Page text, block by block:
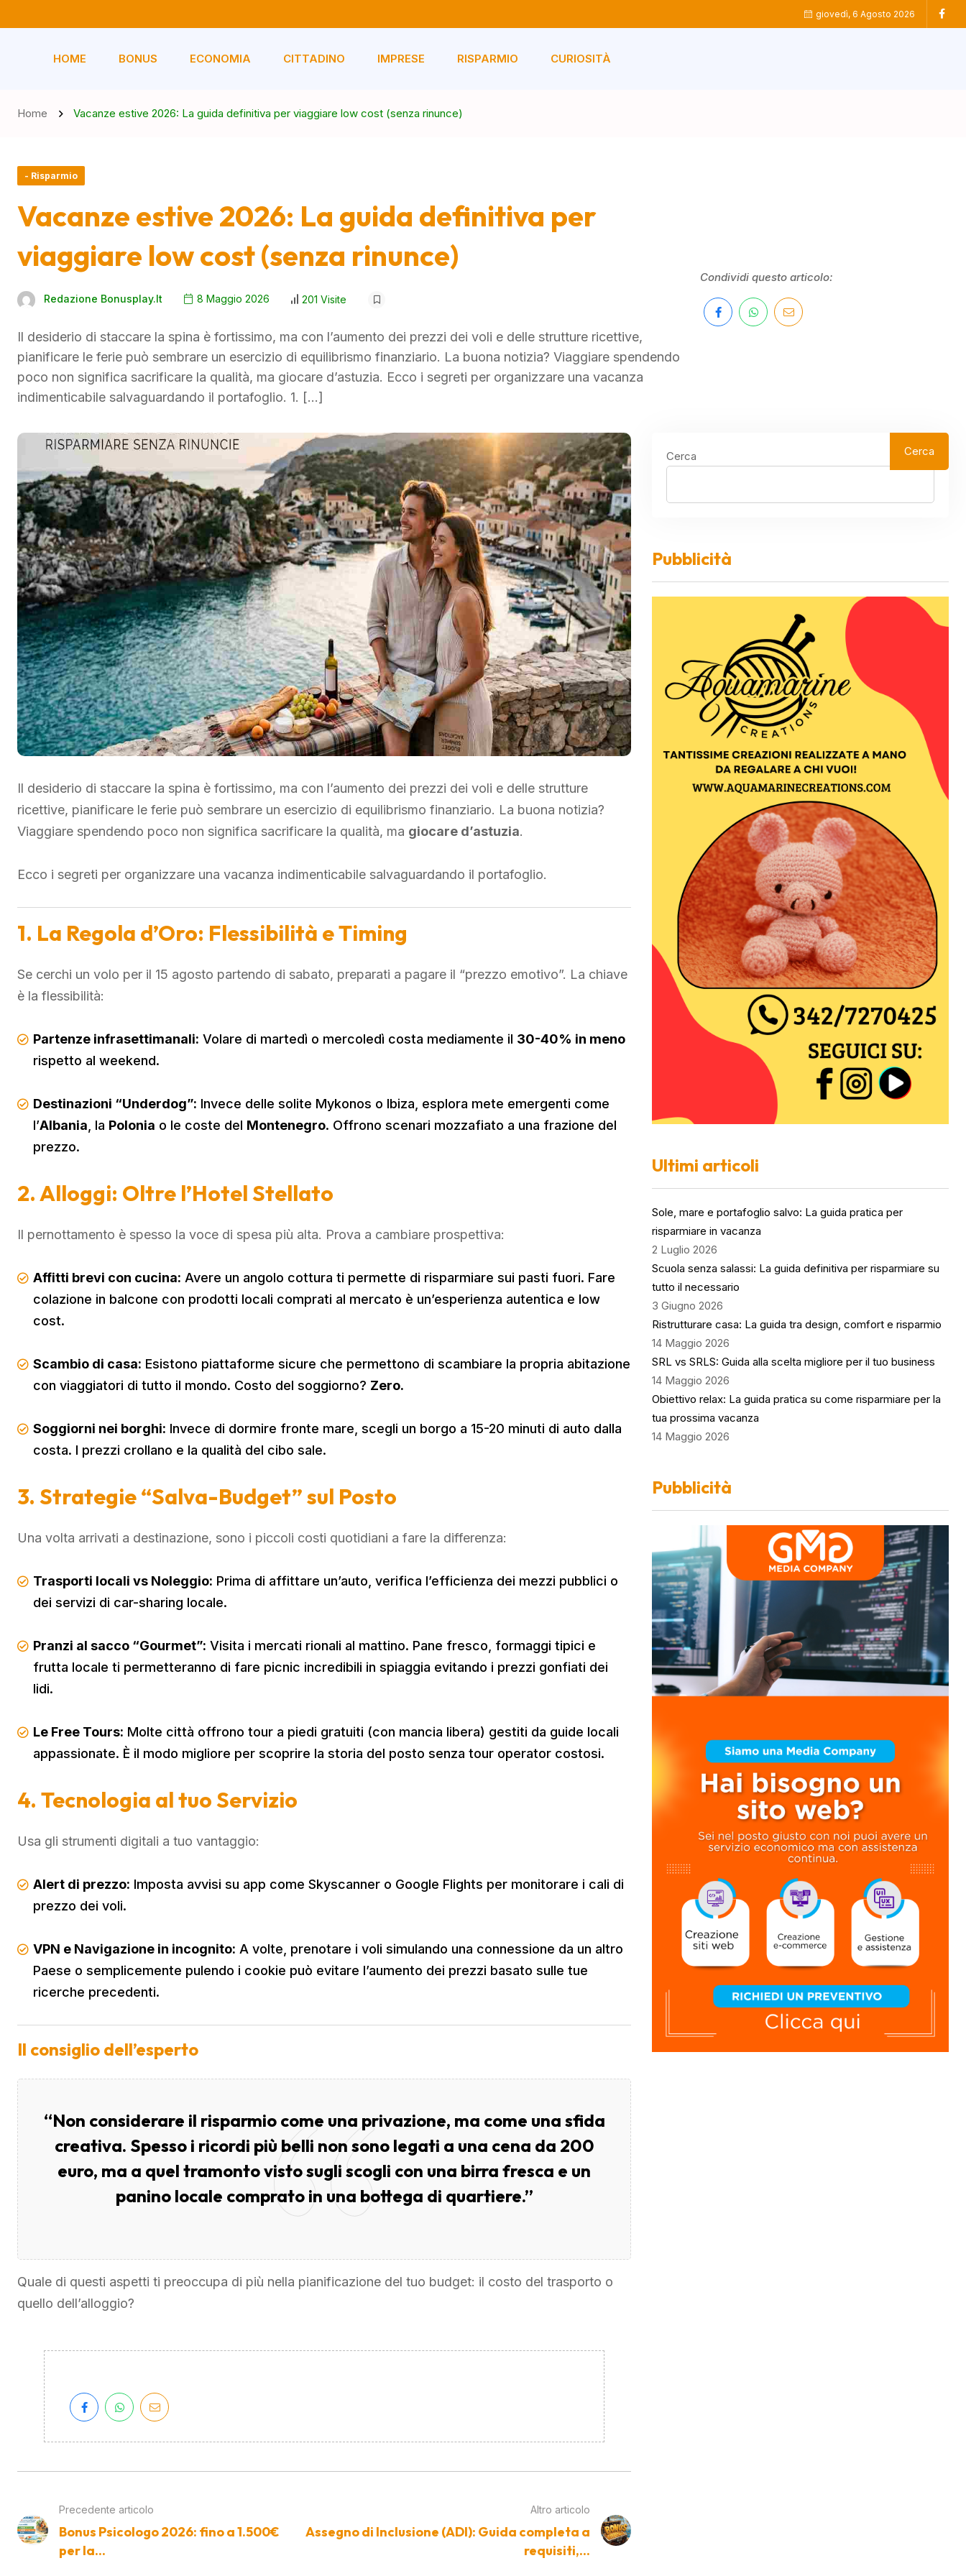
giovedì, 6 Agosto 2026
HOME BONUS ECONOMIA CITTADINO IMPRESE RISPARMIO CURIOSITÀ
Home Vacanze estive 2026: La guida definitiva per viaggiare low cost (senza rinunce)
- Risparmio
Vacanze estive 2026: La guida definitiva per
viaggiare low cost (senza rinunce)
Redazione Bonusplay.it 8 Maggio 2026 201 Visite
Il desiderio di staccare la spina è fortissimo, ma con l’aumento dei prezzi dei voli e delle strutture ricettive,
pianificare le ferie può sembrare un esercizio di equilibrismo finanziario. La buona notizia? Viaggiare spendendo
poco non significa sacrificare la qualità, ma giocare d’astuzia. Ecco i segreti per organizzare una vacanza
indimenticabile salvaguardando il portafoglio. 1. […]
Condividi questo articolo:
Il desiderio di staccare la spina è fortissimo, ma con l’aumento dei prezzi dei voli e delle strutture
ricettive, pianificare le ferie può sembrare un esercizio di equilibrismo finanziario. La buona notizia?
Viaggiare spendendo poco non significa sacrificare la qualità, ma giocare d’astuzia.
Ecco i segreti per organizzare una vacanza indimenticabile salvaguardando il portafoglio.
1. La Regola d’Oro: Flessibilità e Timing
Se cerchi un volo per il 15 agosto partendo di sabato, preparati a pagare il “prezzo emotivo”. La chiave
è la flessibilità:
Partenze infrasettimanali: Volare di martedì o mercoledì costa mediamente il 30-40% in meno
rispetto al weekend.
Destinazioni “Underdog”: Invece delle solite Mykonos o Ibiza, esplora mete emergenti come
l’Albania , la Polonia o le coste del Montenegro. Offrono scenari mozzafiato a una frazione del
prezzo.
2. Alloggi: Oltre l’Hotel Stellato
Il pernottamento è spesso la voce di spesa più alta. Prova a cambiare prospettiva:
Affitti brevi con cucina: Avere un angolo cottura ti permette di risparmiare sui pasti fuori. Fare
colazione in balcone con prodotti locali comprati al mercato è un’esperienza autentica e low
cost.
Scambio di casa: Esistono piattaforme sicure che permettono di scambiare la propria abitazione
con viaggiatori di tutto il mondo. Costo del soggiorno? Zero.
Soggiorni nei borghi: Invece di dormire fronte mare, scegli un borgo a 15-20 minuti di auto dalla
costa. I prezzi crollano e la qualità del cibo sale.
3. Strategie “Salva-Budget” sul Posto
Una volta arrivati a destinazione, sono i piccoli costi quotidiani a fare la differenza:
Trasporti locali vs Noleggio: Prima di affittare un’auto, verifica l’efficienza dei mezzi pubblici o
dei servizi di car-sharing locale.
Pranzi al sacco “Gourmet”: Visita i mercati rionali al mattino. Pane fresco, formaggi tipici e
frutta locale ti permetteranno di fare picnic incredibili in spiaggia evitando i prezzi gonfiati dei
lidi.
Le Free Tours: Molte città offrono tour a piedi gratuiti (con mancia libera) gestiti da guide locali
appassionate. È il modo migliore per scoprire la storia del posto senza tour operator costosi.
4. Tecnologia al tuo Servizio
Usa gli strumenti digitali a tuo vantaggio:
Alert di prezzo: Imposta avvisi su app come Skyscanner o Google Flights per monitorare i cali di
prezzo dei voli.
VPN e Navigazione in incognito: A volte, prenotare i voli simulando una connessione da un altro
Paese o semplicemente pulendo i cookie può evitare l’aumento dei prezzi basato sulle tue
ricerche precedenti.
Il consiglio dell’esperto
“Non considerare il risparmio come una privazione, ma come una sfida
creativa. Spesso i ricordi più belli non sono legati a una cena da 200
euro, ma a quel tramonto visto sugli scogli con una birra fresca e un
panino locale comprato in una bottega di quartiere.”
Quale di questi aspetti ti preoccupa di più nella pianificazione del tuo budget: il costo del trasporto o
quello dell’alloggio?
Precedente articolo
Bonus Psicologo 2026: fino a 1.500€
per la...
Altro articolo
Assegno di Inclusione (ADI): Guida completa a
requisiti,...
Cerca Cerca
Pubblicità
Ultimi articoli
Sole, mare e portafoglio salvo: La guida pratica per
risparmiare in vacanza
2 Luglio 2026
Scuola senza salassi: La guida definitiva per risparmiare su
tutto il necessario
3 Giugno 2026
Ristrutturare casa: La guida tra design, comfort e risparmio
14 Maggio 2026
SRL vs SRLS: Guida alla scelta migliore per il tuo business
14 Maggio 2026
Obiettivo relax: La guida pratica su come risparmiare per la
tua prossima vacanza
14 Maggio 2026
Pubblicità